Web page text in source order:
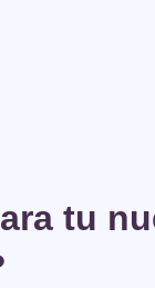
tu